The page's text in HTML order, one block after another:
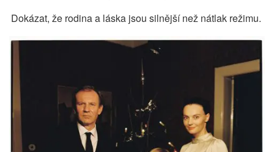
Dokázat, že rodina a láska jsou silnější než nátlak režimu.